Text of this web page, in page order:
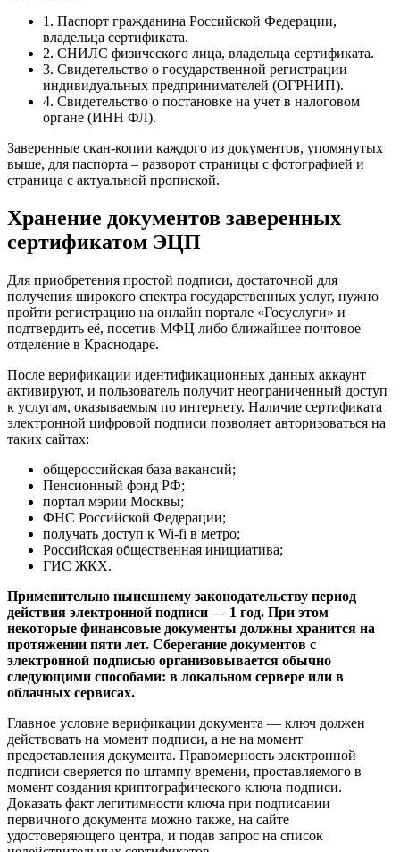
1. Паспорт гражданина Российской Федерации,
владельца сертификата.
2. СНИЛС физического лица, владельца сертификата.
3. Свидетельство о государственной регистрации
индивидуальных предпринимателей (ОГРНИП).
4. Свидетельство о постановке на учет в налоговом
органе (ИНН ФЛ).
Заверенные скан-копии каждого из документов, упомянутых
выше, для паспорта – разворот страницы с фотографией и
страница с актуальной пропиской.
Хранение документов заверенных
сертификатом ЭЦП
Для приобретения простой подписи, достаточной для
получения широкого спектра государственных услуг, нужно
пройти регистрацию на онлайн портале «Госуслуги» и
подтвердить её, посетив МФЦ либо ближайшее почтовое
отделение в Краснодаре.
После верификации идентификационных данных аккаунт
активируют, и пользователь получит неограниченный доступ
к услугам, оказываемым по интернету. Наличие сертификата
электронной цифровой подписи позволяет авторизоваться на
таких сайтах:
общероссийская база вакансий;
Пенсионный фонд РФ;
портал мэрии Москвы;
ФНС Российской Федерации;
получать доступ к Wi-fi в метро;
Российская общественная инициатива;
ГИС ЖКХ.
Применительно нынешнему законодательству период
действия электронной подписи — 1 год. При этом
некоторые финансовые документы должны хранится на
протяжении пяти лет. Сберегание документов с
электронной подписью организовывается обычно
следующими способами: в локальном сервере или в
облачных сервисах.
Главное условие верификации документа — ключ должен
действовать на момент подписи, а не на момент
предоставления документа. Правомерность электронной
подписи сверяется по штампу времени, проставляемого в
момент создания криптографического ключа подписи.
Доказать факт легитимности ключа при подписании
первичного документа можно также, на сайте
удостоверяющего центра, и подав запрос на список